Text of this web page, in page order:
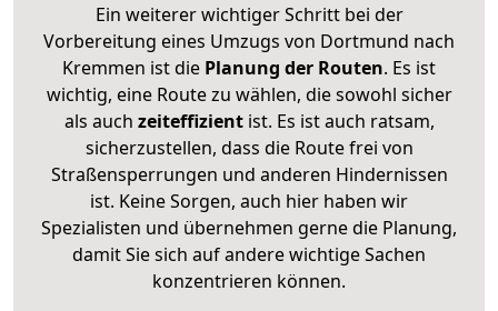
Ein weiterer wichtiger Schritt bei der
Vorbereitung eines Umzugs von Dortmund nach
Kremmen ist die Planung der Routen. Es ist
wichtig, eine Route zu wählen, die sowohl sicher
als auch zeiteffizientist. Es ist auch ratsam,
sicherzustellen, dass die Route frei von
Straßensperrungen und anderen Hindernissen
ist. Keine Sorgen, auch hier haben wir
Spezialisten und übernehmen gerne die Planung,
damit Sie sich auf andere wichtige Sachen
konzentrieren können.